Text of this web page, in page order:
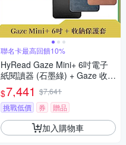
聯名卡最高回饋10%
HyRead Gaze Mini+ 6吋電子
紙閱讀器 (石墨綠) + Gaze 收納
保護套 (組合)
$7,441 $7,641
挑戰低價
券 贈品
加入購物車